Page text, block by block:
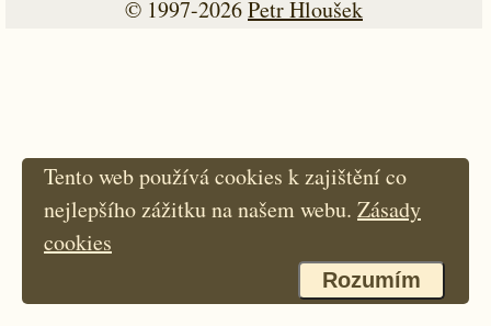
© 1997-2026Petr Hloušek
Tento web používá cookies k zajištění co
nejlepšího zážitku na našem webu. Zásady
cookies
Rozumím